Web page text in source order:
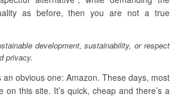
as before, then you are not a true
development, sustainability, or respect
privacy.
an obvious one: Amazon. These days, most
on this site. It’s quick, cheap and there’s a